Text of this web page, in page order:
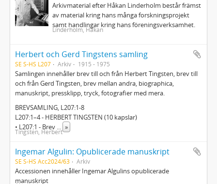
Arkivmaterial efter Håkan Linderholm består främst
av material kring hans många forskningsprojekt
samt handlingar kring hans föreningsverksamhet.
Linderholm, Håkan
Herbert och Gerd Tingstens samling
SE S-HS L207 Arkiv 1915 - 1975
Samlingen innehåller brev till och från Herbert Tingsten, brev till
och från Gerd Tingsten, brev mellan andra, biographica,
manuskript, pressklipp, tryck, fotografier med mera.
BREVSAMLING, L207:1-8
L207:1–4 - HERBERT TINGSTEN (10 kapslar)
• L207:1 - Brev ... »
Tingsten, Herbert
Ingemar Algulin: Opublicerade manuskript
SE S-HS Acc2024/63 Arkiv
Accessionen innehåller Ingemar Algulins opublicerade
manuskript